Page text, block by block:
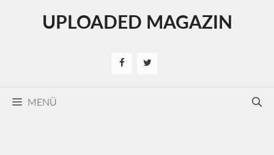
UPLOADED MAGAZIN
MENÜ